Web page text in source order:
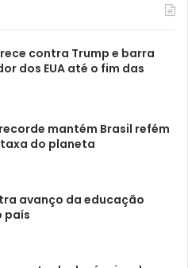
contra Trump e barra
dos EUA até o fim das
mantém Brasil refém
do planeta
avanço da educação
país